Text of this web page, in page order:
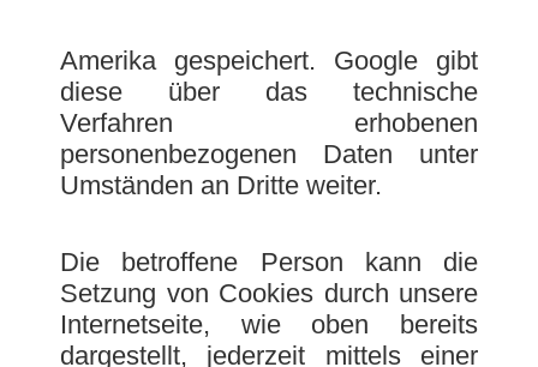
Amerika gespeichert. Google gibt
diese über das technische
Verfahren erhobenen
personenbezogenen Daten unter
Umständen an Dritte weiter.
Die betroffene Person kann die
Setzung von Cookies durch unsere
Internetseite, wie oben bereits
dargestellt, jederzeit mittels einer